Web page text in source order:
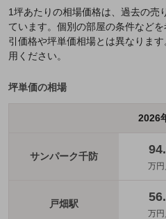
1坪あたりの相場価格は、過去の売
ています。個別の部屋の条件など
引価格や坪単価相場とは異なりま
用ください。
坪単価の相場
2026
サンパーク千防
万
戸畑駅
万